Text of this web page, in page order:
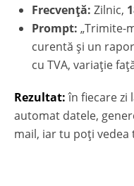
Frecvență: Zilnic,
Prompt: „Trimite-
curentă și un
cu TVA, variație
Rezultat:în fiecare zi
automat datele,
mail, iar tu poți vedea